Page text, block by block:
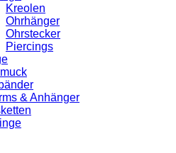
Kreolen
Ohrhänger
Ohrstecker
Piercings
& Anhänger